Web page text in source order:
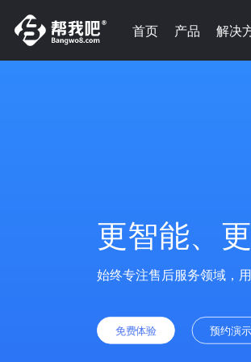
首页 产品 解决
更智能、
始终专注售后服务领域，
免费体验 预约演示